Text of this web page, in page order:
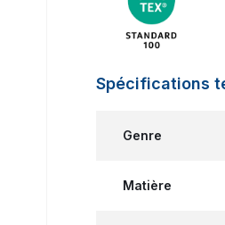
Spécifications
Genre
Matière